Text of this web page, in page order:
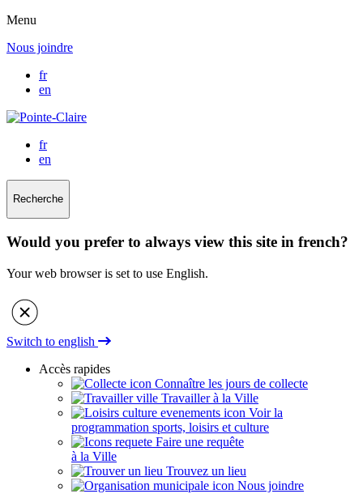
Menu
Nous joindre
fr
en
fr
en
Recherche
Would you prefer to always view this site in french?
Your web browser is set to use English.
Switch to english
Accès rapides
Connaître les jours de collecte
Travailler à la Ville
Voir la
programmation sports, loisirs et culture
Faire une requête
à la Ville
Trouvez un lieu
Nous joindre